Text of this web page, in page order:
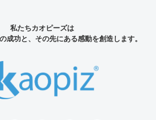
私たちカオピーズは
成功と、その先にある感動を創造します。